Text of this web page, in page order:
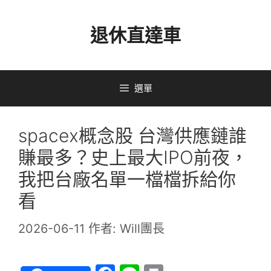
退休直達車
選單
spacex概念股 台灣供應鏈誰
賺最多？史上最大IPO前夜，
我把台廠名單一檔檔拆給你
看
2026-06-11 作者: Will團長